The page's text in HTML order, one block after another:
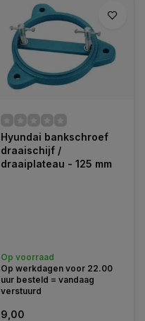
Hyundai bankschroef
draaischijf /
draaiplateau - 125 mm
Op voorraad
Op werkdagen voor 22.00
uur besteld = vandaag
verstuurd
9,00